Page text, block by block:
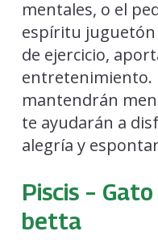
mentales, o el
espíritu juguetón
de ejercicio,
entretenimiento.
mantendrán
te ayudarán a
alegría y
Piscis –
betta